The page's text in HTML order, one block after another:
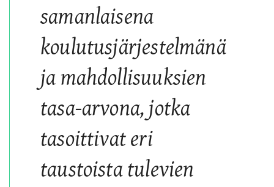
samanlaisena
koulutusjärjestelmänä
ja mahdollisuuksien
tasa-arvona, jotka
tasoittivat eri
taustoista tulevien